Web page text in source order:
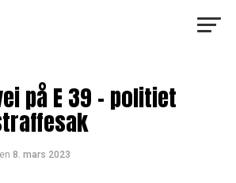
på E 39 – politiet
8. mars 2023